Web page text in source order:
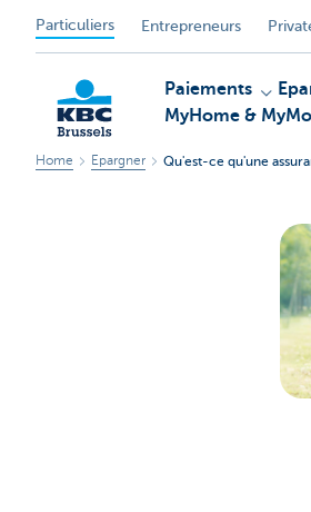
Particuliers Entrepreneurs
Paiements
MyHome &
Home Epargner Qu'est-ce qu'une